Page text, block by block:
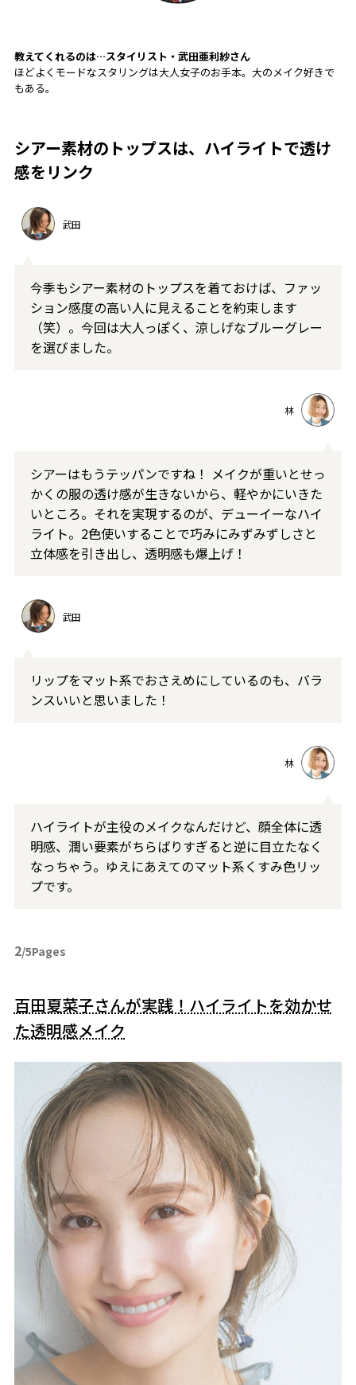
教えてくれるのは…スタイリスト・武田亜利紗さん
ほどよくモードなスタリングは大人女子のお手本。大のメイク好きで
もある。
シアー素材のトップスは、ハイライトで透け
感をリンク
武田
今季もシアー素材のトップスを着ておけば、ファッ
ション感度の高い人に見えることを約束します
（笑）。今回は大人っぽく、涼しげなブルーグレー
を選びました。
林
シアーはもうテッパンですね！ メイクが重いとせっ
かくの服の透け感が生きないから、軽やかにいきた
いところ。それを実現するのが、デューイーなハイ
ライト。2色使いすることで巧みにみずみずしさと
立体感を引き出し、透明感も爆上げ！
武田
リップをマット系でおさえめにしているのも、バラ
ンスいいと思いました！
林
ハイライトが主役のメイクなんだけど、顔全体に透
明感、潤い要素がちらばりすぎると逆に目立たなく
なっちゃう。ゆえにあえてのマット系くすみ色リッ
プです。
2/5Pages
百田夏菜子さんが実践！ハイライトを効かせ
た透明感メイク